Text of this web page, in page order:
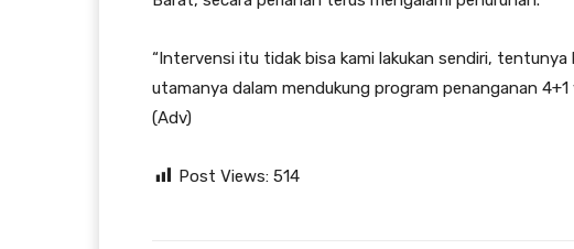
“Intervensi itu tidak bisa kami lakukan sendiri,
utamanya dalam mendukung program penanganan
(Adv)
Post Views: 514